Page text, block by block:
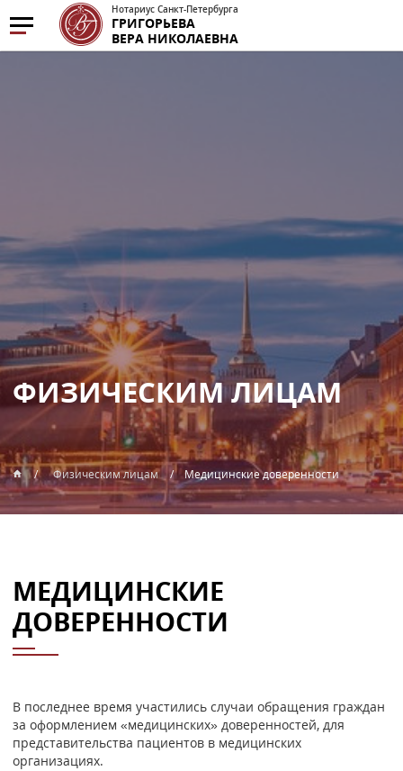
Нотариус Санкт-Петербурга
ГРИГОРЬЕВА
ВЕРА НИКОЛАЕВНА
ФИЗИЧЕСКИМ ЛИЦАМ
Физическим лицам Медицинские доверенности
МЕДИЦИНСКИЕ
ДОВЕРЕННОСТИ
В последнее время участились случаи обращения граждан
за оформлением «медицинских» доверенностей, для
представительства пациентов в медицинских
организациях.